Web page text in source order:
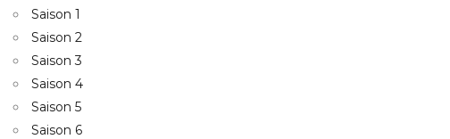
Saison 1
Saison 2
Saison 3
Saison 4
Saison 5
Saison 6